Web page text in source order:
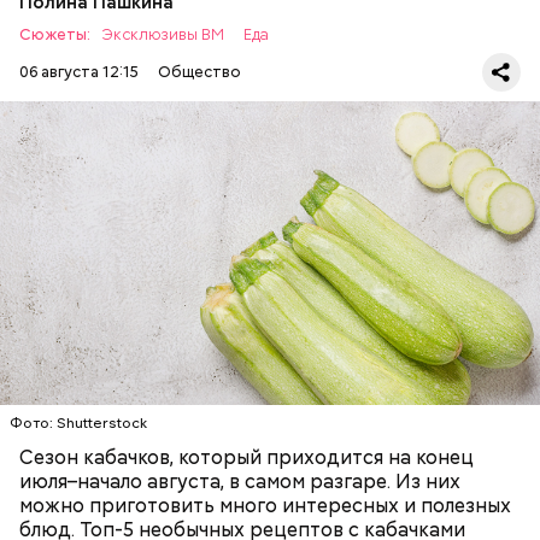
Сюжеты: Эксклюзивы ВМ
Еда
06 августа 12:15
Общество
Фото: Shutterstock
Сезон кабачков, который приходится на конец
июля–начало августа, в самом разгаре. Из них
можно приготовить много интересных и полезных
блюд. Топ-5 необычных рецептов с кабачками
Ингредиенты:
ЕДА ОВОЩИ РЕЦЕПТЫ
Фото: Shutterstock
— Наиболее распространенные борщ, щи, котлеты,
салаты, лаваш с творогом и сыром, пироги, омлет,
запеканка. Щавеля там везде используется
немного, поэтому никакого вреда от него не будет.
Чем разнообразнее рацион питания человека, тем
лучше. Потому что это исключает вероятность
возникновения дефицитов микроэлементов, —
заверил специалист.